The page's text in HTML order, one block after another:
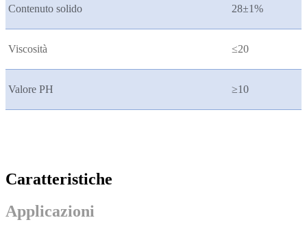
Contenuto solido 28±1%
Viscosità ≤20
Valore PH ≥10
Caratteristiche
Applicazioni